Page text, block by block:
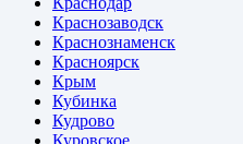
Краснозаводск
Краснознаменск
Красноярск
Крым
Кубинка
Кудрово
Куровское